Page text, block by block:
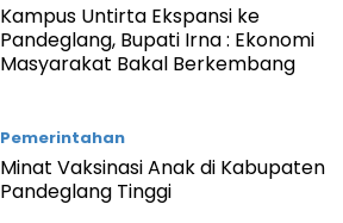
Kampus Untirta Ekspansi ke
Pandeglang, Bupati Irna : Ekonomi
Masyarakat Bakal Berkembang
Pemerintahan
Minat Vaksinasi Anak di Kabupaten
Pandeglang Tinggi